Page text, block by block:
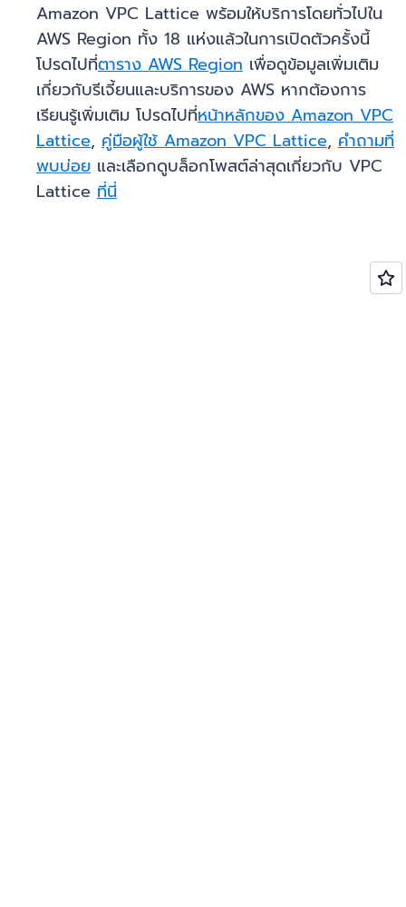
Amazon VPC Lattice พร้อมให้บริการโดยทั่วไปใน
AWS Region ทั้ง 18 แห่งแล้วในการเปิดตัวครั้งนี้
โปรดไปที่ตาราง AWS Region เพื่อดูข้อมูลเพิ่มเติม
เกี่ยวกับรีเจี้ยนและบริการของ AWS หากต้องการ
เรียนรู้เพิ่มเติม โปรดไปที่หน้าหลักของ Amazon VPC
Lattice, คู่มือผู้ใช้ Amazon VPC Lattice, คำถามที่
พบบ่อย และเลือกดูบล็อกโพสต์ล่าสุดเกี่ยวกับ VPC
Lattice ที่นี่